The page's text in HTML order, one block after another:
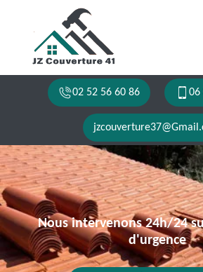
02 52 56 60 86 06
Nous intervenons 24h/24
d'urgence